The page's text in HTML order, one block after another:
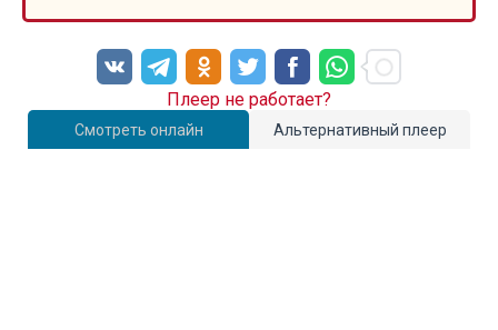
Смотреть онлайн Альтернативный плеер
Плеер не работает?